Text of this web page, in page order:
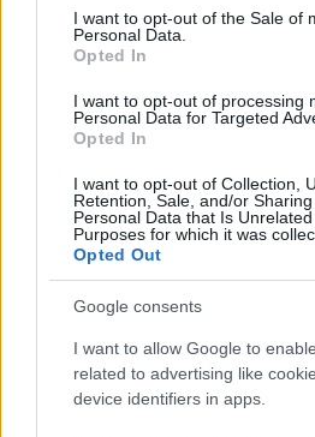
consent section.
I want to opt-out of the Sale of
Personal Data.
Opted In
I want to opt-out of processing
Personal Data for Targeted
Opted In
I want to opt-out of Collection,
Retention, Sale, and/or
Personal Data that Is
Purposes for which it was
Opted Out
Google consents
I want to allow Google to
related to advertising like
device identifiers in apps.